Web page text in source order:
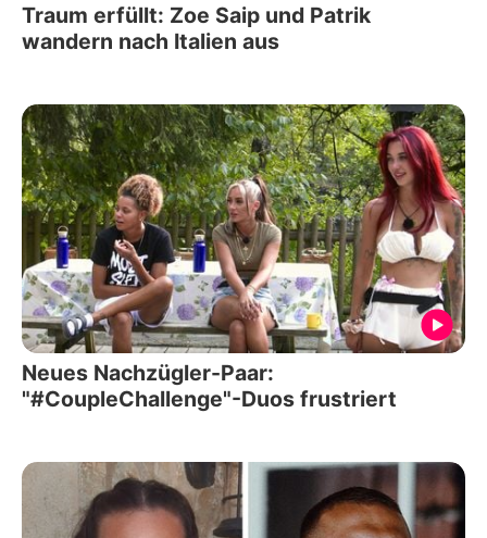
Traum erfüllt: Zoe Saip und Patrik
wandern nach Italien aus
Neues Nachzügler-Paar:
"#CoupleChallenge"-Duos frustriert